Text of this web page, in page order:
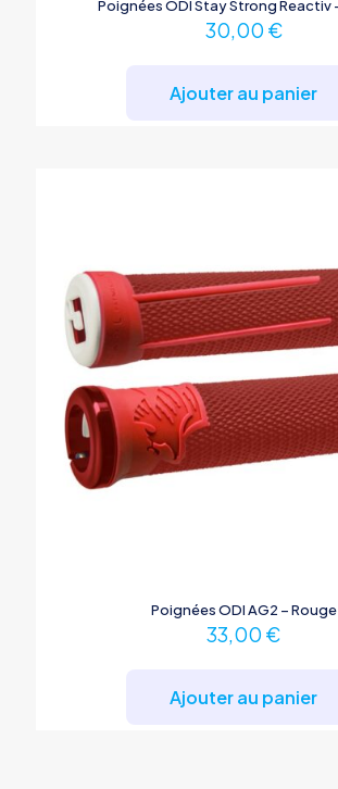
Poignées ODI Stay Strong Reactiv
30,00 €
Ajouter au panier
Poignées ODI AG2 – Rouge
33,00 €
Ajouter au panier